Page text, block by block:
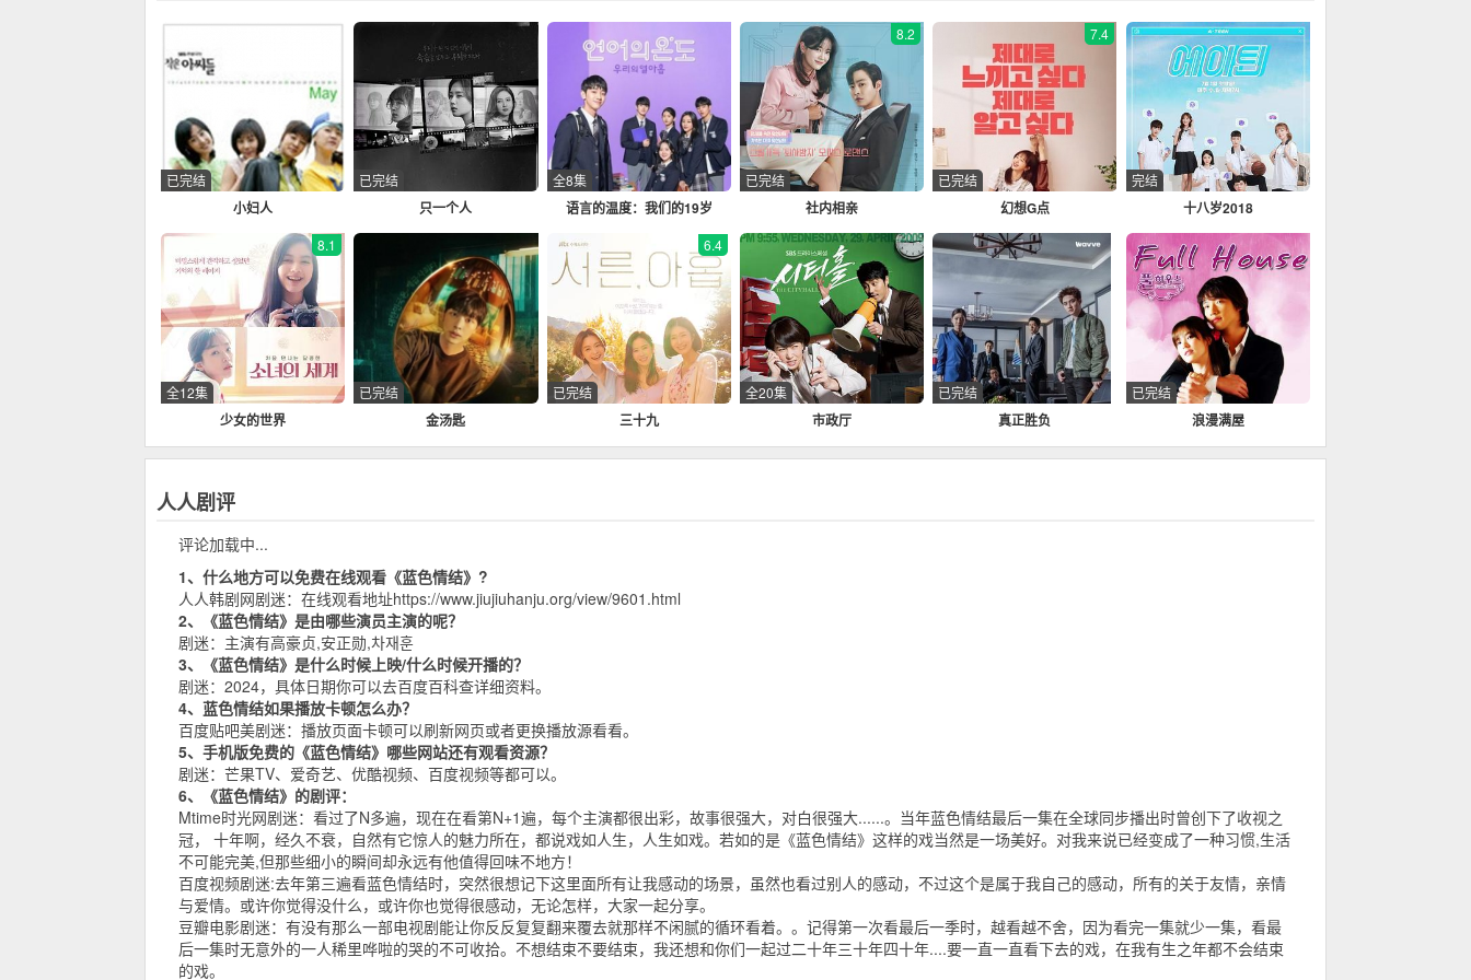
小妇人
已完结
只一个人
已完结
语言的温度：我们的19岁
全8集
社内相亲
8.2
已完结
幻想G点
7.4
已完结
十八岁2018
完结
少女的世界
8.1
全12集
金汤匙
已完结
三十九
6.4
已完结
市政厅
全20集
真正胜负
已完结
浪漫满屋
已完结
人人剧评
评论加载中...
1、什么地方可以免费在线观看《蓝色情结》?
人人韩剧网剧迷：在线观看地址https://www.jiujiuhanju.org/view/9601.html
2、《蓝色情结》是由哪些演员主演的呢？
剧迷：主演有高豪贞,安正勋,차재훈
3、《蓝色情结》是什么时候上映/什么时候开播的？
剧迷：2024，具体日期你可以去百度百科查详细资料。
4、蓝色情结如果播放卡顿怎么办？
百度贴吧美剧迷：播放页面卡顿可以刷新网页或者更换播放源看看。
5、手机版免费的《蓝色情结》哪些网站还有观看资源？
剧迷： 芒果TV、 爱奇艺、 优酷视频、 百度视频等都可以。
6、《蓝色情结》的剧评：
Mtime时光网剧迷：看过了N多遍，现在在看第N+1遍，每个主演都很出彩，故事很强大，对白很强大......。当年蓝色情结最后一集在全球同步播出时曾创下了收视之
冠， 十年啊，经久不衰，自然有它惊人的魅力所在，都说戏如人生，人生如戏。若如的是《蓝色情结》这样的戏当然是一场美好。对我来说已经变成了一种习惯,生活
不可能完美,但那些细小的瞬间却永远有他值得回味不地方！
百度视频剧迷:去年第三遍看蓝色情结时，突然很想记下这里面所有让我感动的场景，虽然也看过别人的感动，不过这个是属于我自己的感动，所有的关于友情，亲情
与爱情。或许你觉得没什么，或许你也觉得很感动，无论怎样，大家一起分享。
豆瓣电影剧迷：有没有那么一部电视剧能让你反反复复翻来覆去就那样不闲腻的循环看着。。记得第一次看最后一季时，越看越不舍，因为看完一集就少一集，看最
后一集时无意外的一人稀里哗啦的哭的不可收拾。不想结束不要结束，我还想和你们一起过二十年三十年四十年....要一直一直看下去的戏，在我有生之年都不会结束
的戏。